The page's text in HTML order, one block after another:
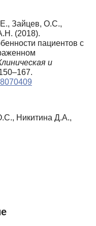
Зайцев, О.С.,
(2018).
пациентов с
и
Никитина Д.А.,